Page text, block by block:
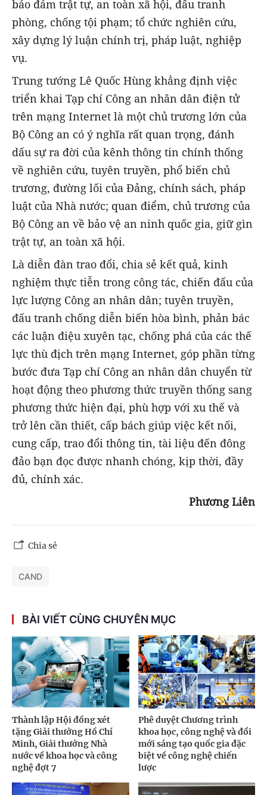
bảo đảm trật tự, an toàn xã hội, đấu tranh
phòng, chống tội phạm; tổ chức nghiên cứu,
xây dựng lý luận chính trị, pháp luật, nghiệp
vụ.
Trung tướng Lê Quốc Hùng khẳng định việc
triển khai Tạp chí Công an nhân dân điện tử
trên mạng Internet là một chủ trương lớn của
Bộ Công an có ý nghĩa rất quan trọng, đánh
dấu sự ra đời của kênh thông tin chính thống
về nghiên cứu, tuyên truyền, phổ biến chủ
trương, đường lối của Đảng, chính sách, pháp
luật của Nhà nước; quan điểm, chủ trương của
Bộ Công an về bảo vệ an ninh quốc gia, giữ gìn
trật tự, an toàn xã hội.
Là diễn đàn trao đổi, chia sẻ kết quả, kinh
nghiệm thực tiễn trong công tác, chiến đấu của
lực lượng Công an nhân dân; tuyên truyền,
đấu tranh chống diễn biến hòa bình, phản bác
các luận điệu xuyên tạc, chống phá của các thế
lực thù địch trên mạng Internet, góp phần từng
bước đưa Tạp chí Công an nhân dân chuyển từ
hoạt động theo phương thức truyền thống sang
phương thức hiện đại, phù hợp với xu thế và
trở lên cần thiết, cấp bách giúp việc kết nối,
cung cấp, trao đổi thông tin, tài liệu đến đông
đảo bạn đọc được nhanh chóng, kịp thời, đầy
đủ, chính xác.
Phương Liên
Chia sẻ
CAND
BÀI VIẾT CÙNG CHUYÊN MỤC
Thành lập Hội đồng xét
tặng Giải thưởng Hồ Chí
Minh, Giải thưởng Nhà
nước về khoa học và công
nghệ đợt 7
Phê duyệt Chương trình
khoa học, công nghệ và đổi
mới sáng tạo quốc gia đặc
biệt về công nghệ chiến
lược